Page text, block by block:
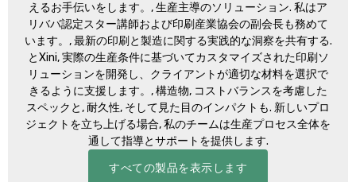
えるお手伝いをします。, 生産主導のソリューション. 私はア
リババ認定スター講師および印刷産業協会の副会長も務めて
います。, 最新の印刷と製造に関する実践的な洞察を共有する.
とXini, 実際の生産条件に基づいてカスタマイズされた印刷ソ
リューションを開発し、クライアントが適切な材料を選択で
きるように支援します。, 構造物, コストバランスを考慮した
スペックと, 耐久性, そして見た目のインパクトも. 新しいプロ
ジェクトを立ち上げる場合, 私のチームは生産プロセス全体を
通して指導とサポートを提供します.
すべての製品を表示します